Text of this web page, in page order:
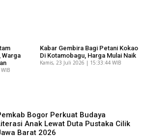
Warga
Kabar Gembira Bagi Petani Kokao
Di Kotamobagu, Harga Mulai Naik
Kamis, 23 Juli 2026 | 15:33:44 WIB
Bogor Perkuat Budaya
Anak Lewat Duta Pustaka Cilik
Barat 2026